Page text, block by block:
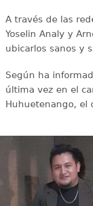
A través de las
Yoselin Analy y
ubicarlos sanos y
Según ha
última vez en el
Huhuetenango, el